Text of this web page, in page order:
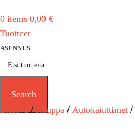
0 items 0,00 €
Tuotteet
ASENNUS
Search
Etusivu
Kauppa Autokaiuttimet